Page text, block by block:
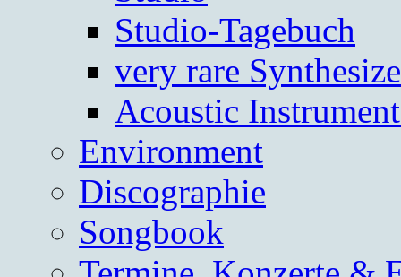
Studio-Tagebuch
very rare
Acoustic
Environment
Discographie
Songbook